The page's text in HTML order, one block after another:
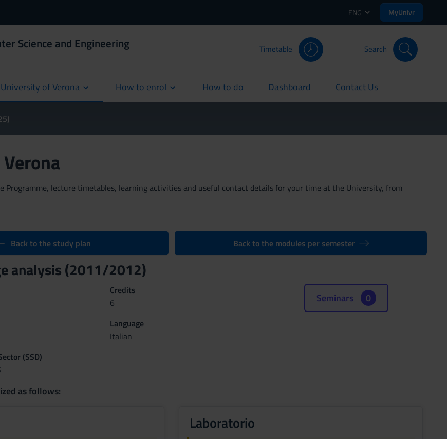
ENG MyUnivr
Science and Engineering Timetable Search
of Verona How to enrol How to do
current Dashboard
current Contact Us
current
lecture timetables, learning activities and useful contact details for your time at the University, from
Back to the study plan Back to the modules per semester
analysis (2011/2012)
Credits
6
Language
Italian
(SSD)
Seminars 0
as follows:
Laboratorio